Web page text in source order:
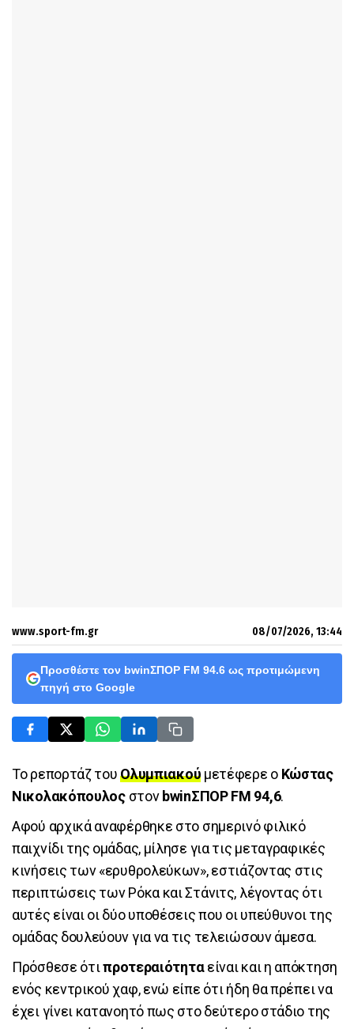
www.sport-fm.gr 08/07/2026, 13:44
Προσθέστε τον bwinΣΠΟΡ FM 94.6 ως προτιμώμενη
πηγή στο Google
Το ρεπορτάζ τουΟλυμπιακού μετέφερε ο Κώστας
ΝικολακόπουλοςστονbwinΣΠΟΡ FM 94,6.
Αφού αρχικά αναφέρθηκε στο σημερινό φιλικό
παιχνίδι της ομάδας, μίλησε για τις μεταγραφικές
κινήσεις των «ερυθρολεύκων», εστιάζοντας στις
περιπτώσεις των Ρόκα και Στάνιτς, λέγοντας ότι
αυτές είναι οι δύο υποθέσεις που οι υπεύθυνοι της
ομάδας δουλεύουν για να τις τελειώσουν άμεσα.
Πρόσθεσε ότιπροτεραιότηταείναι και η απόκτηση
ενός κεντρικού χαφ, ενώ είπε ότι ήδη θα πρέπει να
έχει γίνει κατανοητό πως στο δεύτερο στάδιο της